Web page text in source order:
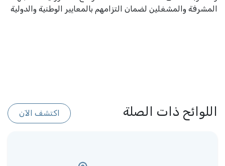
المشرفة والمشغلين لضمان التزامهم بالمعايير الوطنية والدولية
اللوائح ذات الصلة اكتشف الآن